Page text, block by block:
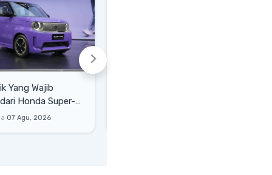
Yang Wajib
Honda Super-
Harga
07 Agu, 2026